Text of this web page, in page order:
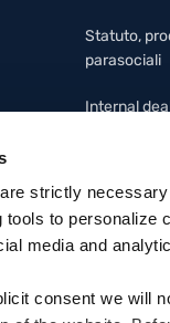
strictly
to personalize
media and
consent we will
Statuto,
parasociali
Internal